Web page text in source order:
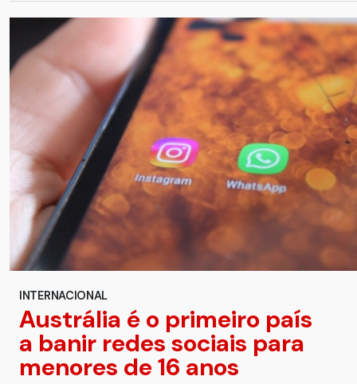
INTERNACIONAL
Austrália é o primeiro país
a banir redes sociais para
menores de 16 anos